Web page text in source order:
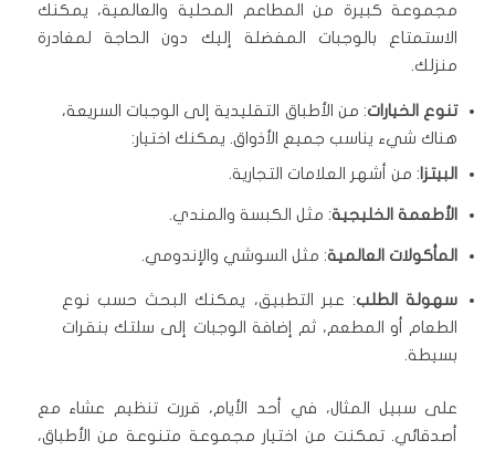
مجموعة كبيرة من المطاعم المحلية والعالمية، يمكنك
الاستمتاع بالوجبات المفضلة إليك دون الحاجة لمغادرة
منزلك.
تنوع الخيارات: من الأطباق التقليدية إلى الوجبات السريعة،
هناك شيء يناسب جميع الأذواق. يمكنك اختيار:
البيتزا : من أشهر العلامات التجارية.
الأطعمة الخليجية: مثل الكبسة والمندي.
المأكولات العالمية: مثل السوشي والإندومي.
سهولة الطلب: عبر التطبيق، يمكنك البحث حسب نوع
الطعام أو المطعم، ثم إضافة الوجبات إلى سلتك بنقرات
بسيطة.
على سبيل المثال، في أحد الأيام، قررت تنظيم عشاء مع
أصدقائي. تمكنت من اختيار مجموعة متنوعة من الأطباق،